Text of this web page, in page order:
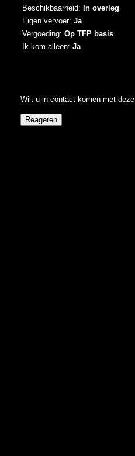
Beschikbaarheid: In overleg
Eigen vervoer: Ja
Vergoeding: Op TFP basis
Ik kom alleen: Ja
Wilt u in contact komen met